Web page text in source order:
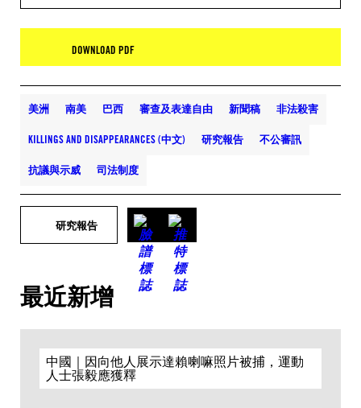
DOWNLOAD PDF
美洲 南美 巴西 審查及表達自由 新聞稿 非法殺害
KILLINGS AND DISAPPEARANCES (中文) 研究報告 不公審訊
抗議與示威 司法制度
研究報告
最近新增
中國｜因向他人展示達賴喇嘛照片被捕，運動
人士張毅應獲釋